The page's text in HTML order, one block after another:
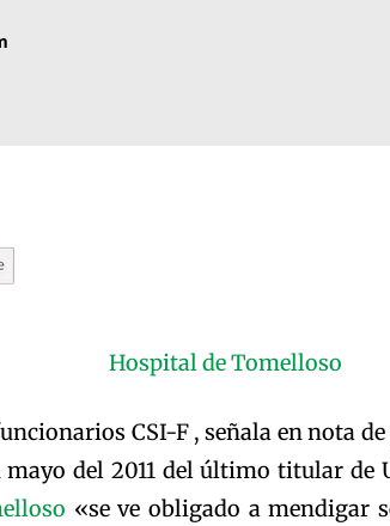
CSI-F , señala en nota de
mayo del 2011 del último titular de
«se ve obligado a mendigar